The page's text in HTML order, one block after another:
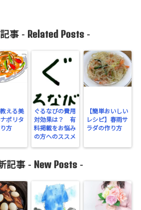
事 - Related Posts-
える美
ポリタ
方
ぐるなびの費用
対効果は？ 有
料掲載をお悩み
の方へのススメ
【簡単おいしい
レシピ】春雨サ
ラダの作り方
記事 - New Posts -